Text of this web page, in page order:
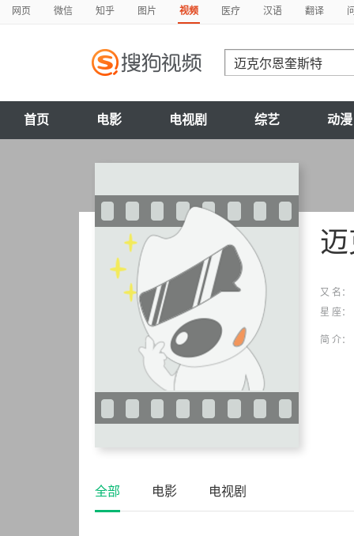
网页 微信 知乎 图片 视频 医疗 汉语 翻译
首页 电影 电视剧 综艺 动漫
又 名：
星 座：
简 介：
全部 电影 电视剧